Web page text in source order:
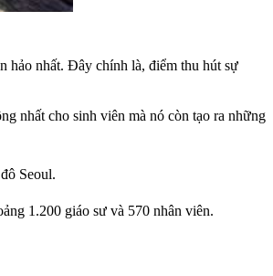
hảo nhất. Đây chính là, điểm thu hút sự
nhất cho sinh viên mà nó còn tạo ra những
Seoul.
1.200 giáo sư và 570 nhân viên.